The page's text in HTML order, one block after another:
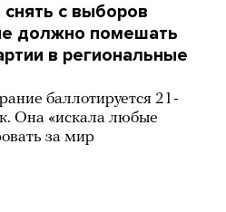
с выборов
должно помешать
в региональные
баллотируется 21-
Она «искала любые
за мир